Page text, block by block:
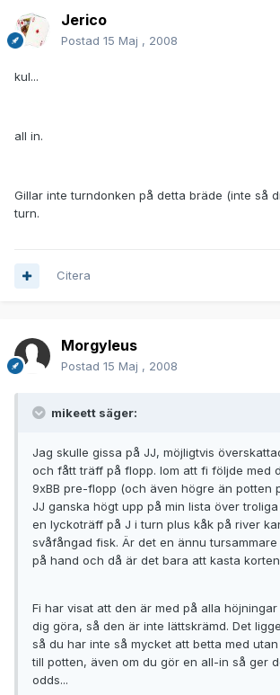
Jerico
Postad 15 Maj , 2008
kul...
all in.
Gillar inte turndonken på detta bräde (inte så
turn.
Citera
Morgyleus
Postad 15 Maj , 2008
mikeett säger:
Jag skulle gissa på JJ, möjligtvis
och fått träff på flopp. Iom att fi följde med
9xBB pre-flopp (och även högre än potten
JJ ganska högt upp på min lista över
en lyckoträff på J i turn plus kåk på river
svåfångad fisk. Är det en ännu
på hand och då är det bara att kasta
Fi har visat att den är med på alla
dig göra, så den är inte lättskrämd. Det
så du har inte så mycket att betta med
till potten, även om du gör en all-in så ger
odds...